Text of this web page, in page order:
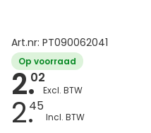
Art.nr: PT090062041
Op voorraad
2.02
2.45